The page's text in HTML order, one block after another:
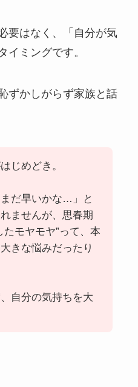
要はなく、「自分が気
イミングです。
ずかしがらず家族と話
じめどき。
だ早いかな…」と
ませんが、思春期
たモヤモヤ”って、本
きな悩みだったり
自分の気持ちを大